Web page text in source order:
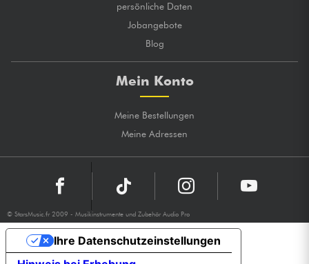
persönliche Daten
Jobangebote
Blog
Mein Konto
Meine Bestellungen
Meine Adressen
© StarsMusic.fr 2009 - Musikinstrumente und Zubehör Audio Pro
Ihre Datenschutzeinstellungen